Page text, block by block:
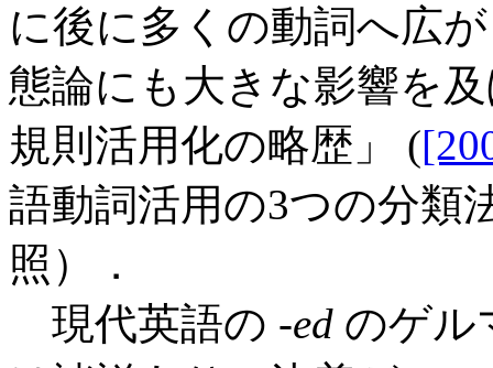
に後に多くの動詞へ広
態論にも大きな影響を
規則活用化の略歴」 (
語動詞活用の3つの分類
照）．
現代英語の -ed のゲル